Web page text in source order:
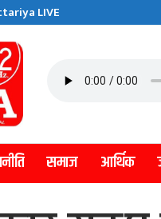
LIVE
समाज आर्थिक